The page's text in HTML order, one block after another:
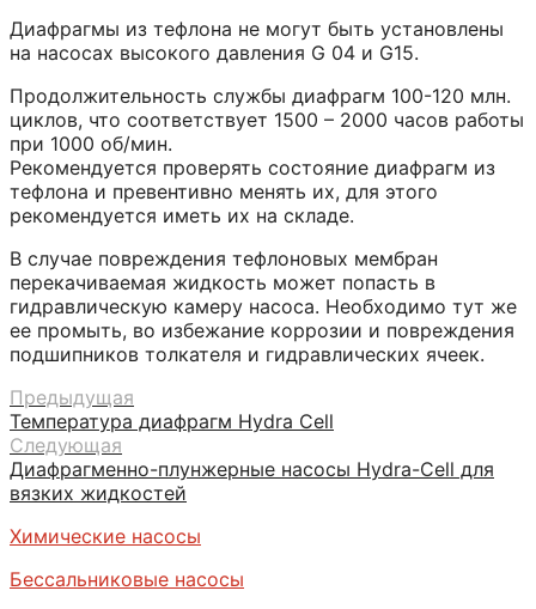
Диафрагмы из тефлона не могут быть установлены
на насосах высокого давления G 04 и G15.
Продолжительность службы диафрагм 100-120 млн.
циклов, что соответствует 1500 – 2000 часов работы
при 1000 об/мин.
Рекомендуется проверять состояние диафрагм из
тефлона и превентивно менять их, для этого
рекомендуется иметь их на складе.
В случае повреждения тефлоновых мембран
перекачиваемая жидкость может попасть в
гидравлическую камеру насоса. Необходимо тут же
ее промыть, во избежание коррозии и повреждения
подшипников толкателя и гидравлических ячеек.
Предыдущая
Температура диафрагм Hydra Cell
Следующая
Диафрагменно-плунжерные насосы Hydra-Cell для
вязких жидкостей
Химические насосы
Бессальниковые насосы